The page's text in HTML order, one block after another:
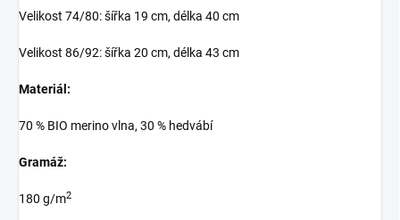
Velikost 74/80: šířka 19 cm, délka 40 cm
Velikost 86/92: šířka 20 cm, délka 43 cm
Materiál:
70 % BIO merino vlna, 30 % hedvábí
Gramáž:
180 g/m2